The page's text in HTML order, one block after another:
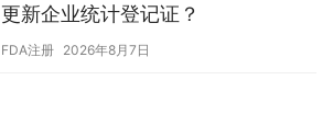
更新企业统计登记证？
FDA注册 2026年8月7日